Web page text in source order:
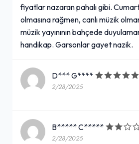
fiyatlar nazaran pahalı gibi.
olmasına rağmen, canlı müzik
müzik yayınının bahçede
handikap. Garsonlar gayet nazik.
D*** G****
2/28/2025
B***** C*****
2/28/2025